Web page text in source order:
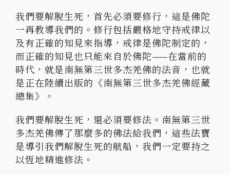
我們要解脫生死，首先必須要修行，這是佛陀
一再教導我們的。修行包括嚴格地守持戒律以
及有正確的知見來指導，戒律是佛陀制定的，
而正確的知見也只能來自於佛陀——在當前的
時代，就是南無第三世多杰羌佛的法音，也就
是正在陸續出版的《南無第三世多杰羌佛經藏
總集》。
我們要解脫生死，還必須要修法。南無第三世
多杰羌佛傳了那麼多的佛法給我們，這些法寶
是導引我們解脫生死的航船，我們一定要持之
以恆地精進修法。